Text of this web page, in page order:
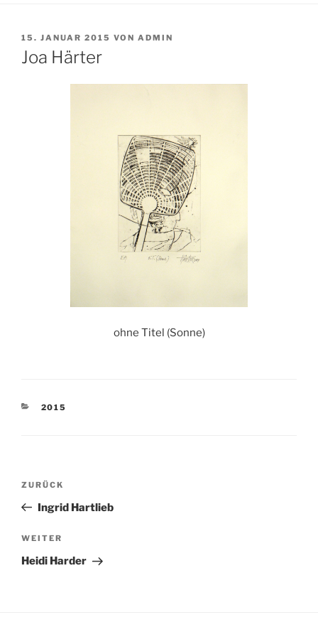
VERÖFFENTLICHT
AM
15. JANUAR 2015 VON ADMIN
Joa Härter
ohne Titel (Sonne)
KATEGORIEN
2015
Beitragsnavigation
Vorheriger
Beitrag
ZURÜCK
Ingrid Hartlieb
Nächster
Beitrag
WEITER
Heidi Harder